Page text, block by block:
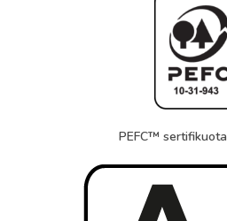
PEFC™ sertifikuota